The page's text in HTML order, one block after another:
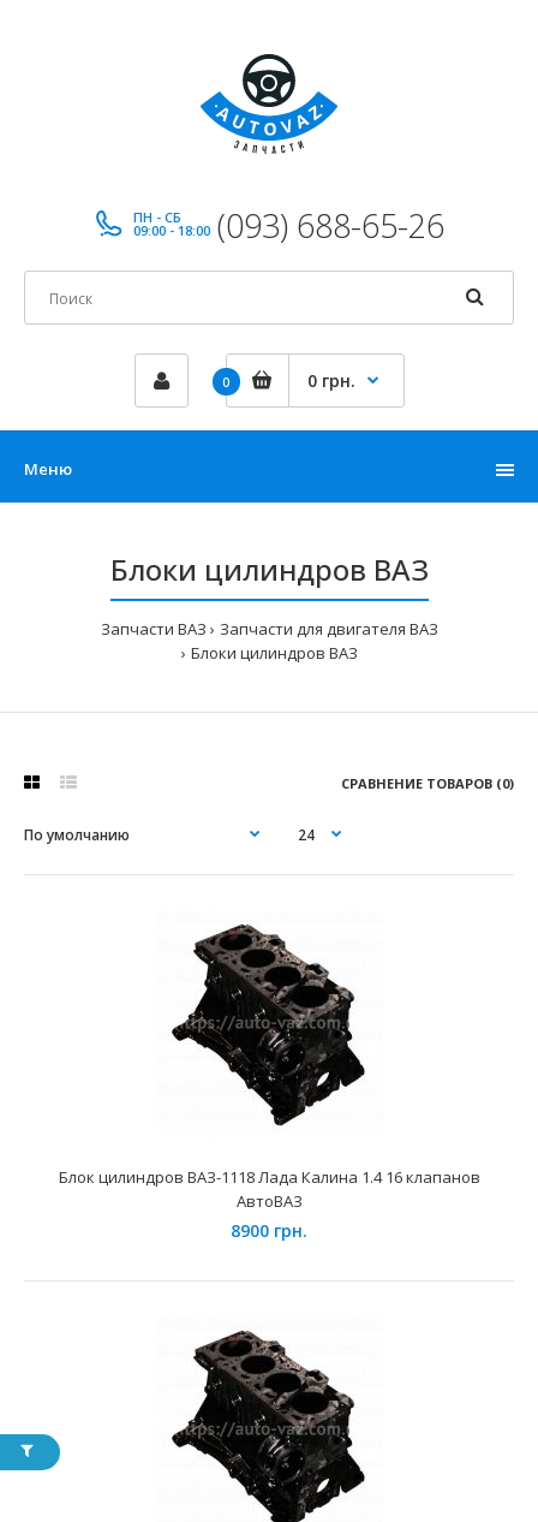
ПН - СБ
09:00 - 18:00 (093) 688-65-26
0 0 грн.
Меню
Блоки цилиндров ВАЗ
Запчасти ВАЗ
Запчасти для двигателя ВАЗ
Блоки цилиндров ВАЗ
СРАВНЕНИЕ ТОВАРОВ (0)
Блок цилиндров ВАЗ-1118 Лада Калина 1.4 16 клапанов
АвтоВАЗ
8900 грн.
Применение на автомобилях семейства ВАЗ-1117, 1118,
1119 Лада Калина и их модификаций укомплектованн..
Блок цилиндров ВАЗ-1118 Лада Калина 1.4 16 клапанов
АвтоВАЗ
8900 грн.